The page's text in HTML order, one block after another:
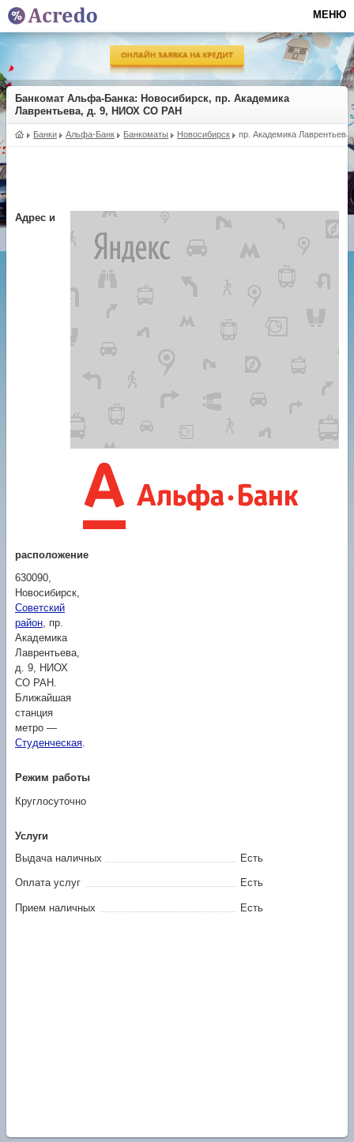
Банкомат Альфа-Банка: Новосибирск, пр. Академика
Лаврентьева, д. 9, НИОХ СО РАН
Банки Альфа-Банк Банкоматы Новосибирск пр. Академика
Адрес и
расположение
630090,
Новосибирск,
Советский
район, пр.
Академика
Лаврентьева,
д. 9, НИОХ
СО РАН.
Ближайшая
станция
метро —
Студенческая.
Режим работы
Круглосуточно
Услуги
Выдача наличных
Есть
Оплата услуг Есть
Прием наличных Есть
МЕНЮ